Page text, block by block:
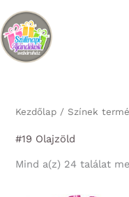
Skip
to
content
Kezdőlap / Színek
#19 Olajzöld
Mind a(z) 24 találat